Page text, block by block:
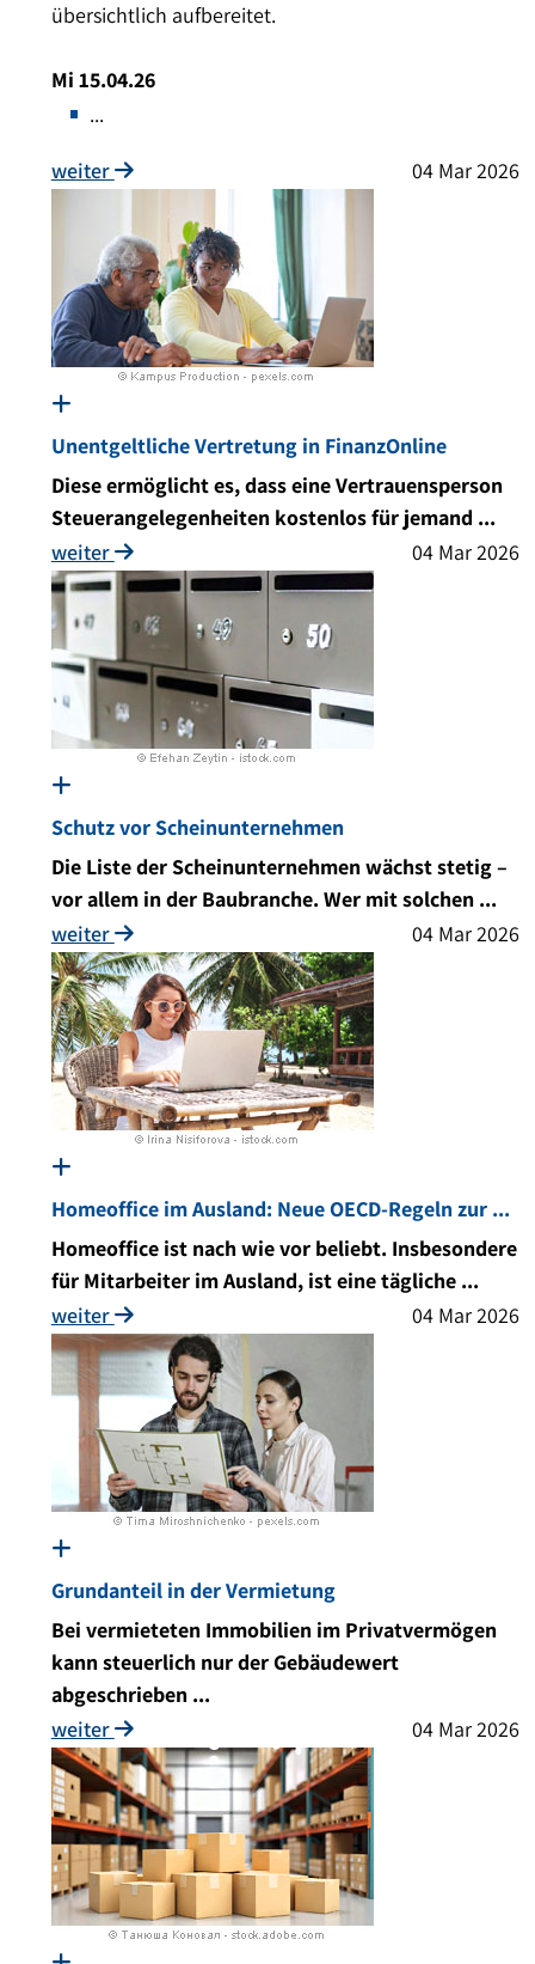
übersichtlich aufbereitet.
Mi 15.04.26
...
weiter 04 Mar 2026
Unentgeltliche Vertretung in FinanzOnline
Diese ermöglicht es, dass eine Vertrauensperson
Steuerangelegenheiten kostenlos für jemand ...
weiter
04 Mar 2026
Schutz vor Scheinunternehmen
Die Liste der Scheinunternehmen wächst stetig –
vor allem in der Baubranche. Wer mit solchen ...
weiter
04 Mar 2026
Homeoffice im Ausland: Neue OECD-Regeln zur ...
Homeoffice ist nach wie vor beliebt. Insbesondere
für Mitarbeiter im Ausland, ist eine tägliche ...
weiter
04 Mar 2026
Grundanteil in der Vermietung
Bei vermieteten Immobilien im Privatvermögen
kann steuerlich nur der Gebäudewert
abgeschrieben ...
weiter
04 Mar 2026